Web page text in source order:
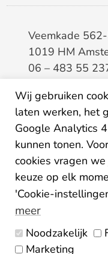
Veemkade
1019 HM
06 – 483 55
BTW
KvK34207150
IBAN
Wij gebruiken
laten werken, het
Google Analytics
kunnen tonen.
cookies vragen
keuze op elk
'Cookie-
meer
Noodzakelijk
Marketing